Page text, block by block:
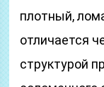
плотный,
отличается
структурой